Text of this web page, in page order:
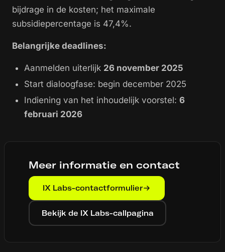
bijdrage in de kosten; het maximale
subsidiepercentage is 47,4%.
Belangrijke deadlines:
Aanmelden uiterlijk 26 november 2025
Start dialoogfase: begin december 2025
Indiening van het inhoudelijk voorstel: 6
februari 2026
Meer informatie en contact
IX Labs-contactformulier
Bekijk de IX Labs-callpagina